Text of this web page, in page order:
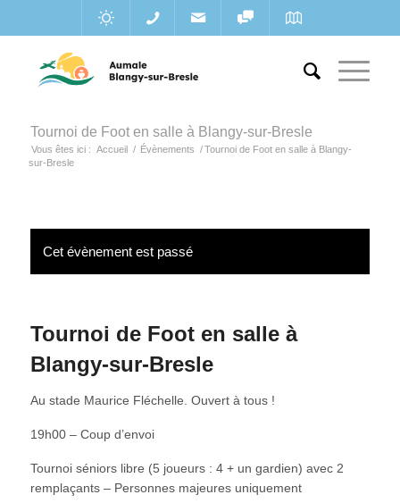
Tournoi de Foot en salle à Blangy-sur-Bresle
Vous êtes ici : Accueil / Évènements / Tournoi de Foot en salle à Blangy-
sur-Bresle
Cet évènement est passé
Tournoi de Foot en salle à
Blangy-sur-Bresle
Au stade Maurice Fléchelle. Ouvert à tous !
19h00 – Coup d’envoi
Tournoi séniors libre (5 joueurs : 4 + un gardien) avec 2
remplaçants – Personnes majeures uniquement